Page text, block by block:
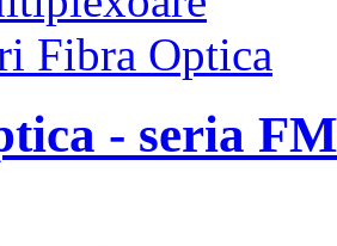
Fibra Optica
- seria